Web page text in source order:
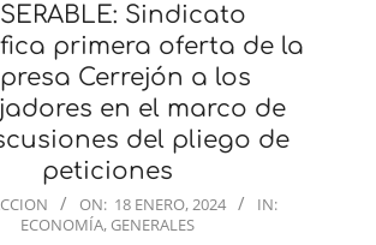
Sindicato
primera oferta de la
Cerrejón a los
en el marco de
del pliego de
peticiones
ON: 18 ENERO, 2024
IN:
ECONOMÍA, GENERALES